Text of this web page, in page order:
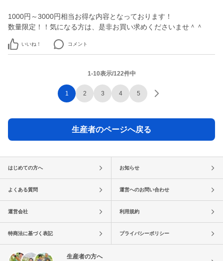
1000円～3000円相当お得な内容となっております！
数量限定！！気になる方は、是非お買い求めくださいませ＾＾
いいね！ コメント
1-10表示/122件中
1 2 3 4 5
生産者のページへ戻る
はじめての方へ お知らせ
よくある質問 運営へのお問い合わせ
運営会社 利用規約
特商法に基づく表記 プライバシーポリシー
生産者の方へ